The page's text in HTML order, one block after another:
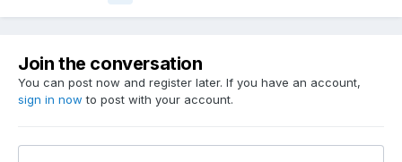
Join the conversation
You can post now and register later. If you have an account,
sign in now to post with your account.